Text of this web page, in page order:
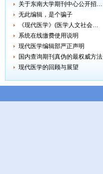
关于东南大学期刊中心公开招…
无此编辑，是个骗子
《现代医学》(医学人文社会…
系统在线缴费使用说明
现代医学编辑部严正声明
国内查询期刊真伪的最权威方法
现代医学的回顾与展望